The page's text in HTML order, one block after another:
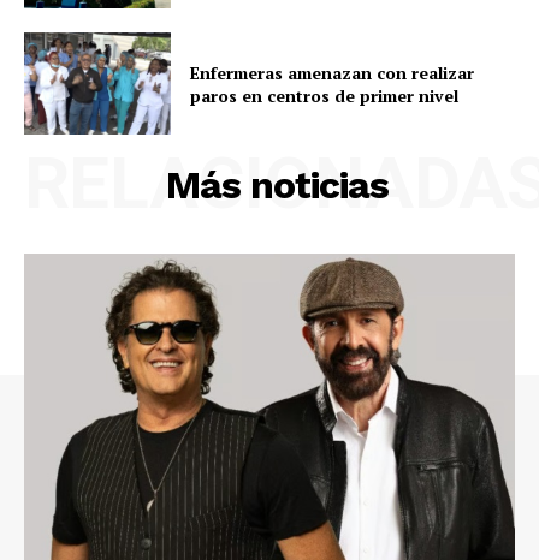
Enfermeras amenazan con realizar
paros en centros de primer nivel
Más noticias